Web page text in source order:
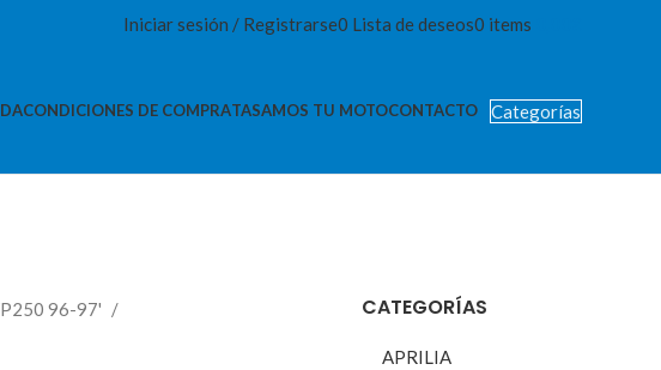
Iniciar sesión / Registrarse0 Lista de deseos0 items
CONDICIONES DE COMPRATASAMOS TU MOTOCONTACTO Categorías
96-97'
CATEGORÍAS
APRILIA